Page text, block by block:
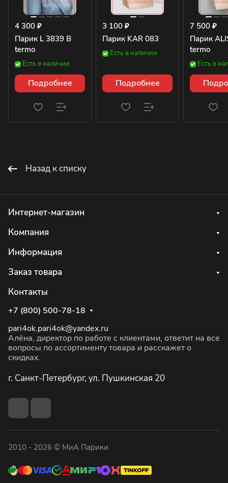
4 300 ₽
Парик L 3839 B
termo
Есть в наличии
Подробнее
3 100 ₽
Парик KAR 083
Есть в наличии
Подробнее
7 500 ₽
Парик
termo
Есть в
Назад к списку
Интернет-магазин
Компания
Информация
Заказ товара
Контакты
+7 (800) 500-78-18
pari4ok.pari4ok@yandex.ru
Алёна, директор по работе с клиентами, ответит на все
вопросы по ассортименту товара и расскажет о
скидках.
г. Санкт-Петербург, ул. Пушкинская 20
2010 - 2026 © МиА Парики